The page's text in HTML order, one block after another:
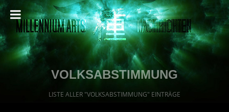
VOLKSABSTIMMUNG
LISTE ALLER "VOLKSABSTIMMUNG" EINTRÄGE